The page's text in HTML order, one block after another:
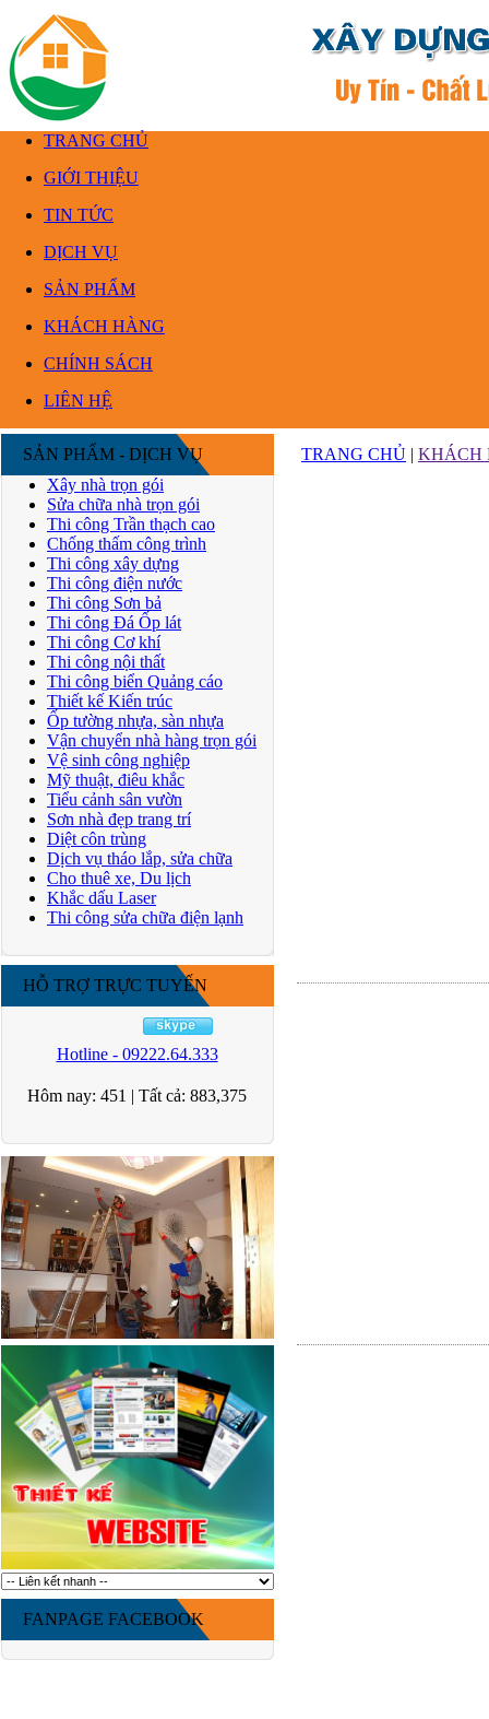
TRANG CHỦ
GIỚI THIỆU
TIN TỨC
DỊCH VỤ
SẢN PHẨM
KHÁCH HÀNG
CHÍNH SÁCH
LIÊN HỆ
SẢN PHẨM - DỊCH VỤ
Xây nhà trọn gói
Sửa chữa nhà trọn gói
Thi công Trần thạch cao
Chống thấm công trình
Thi công xây dựng
Thi công điện nước
Thi công Sơn bả
Thi công Đá Ốp lát
Thi công Cơ khí
Thi công nội thất
Thi công biển Quảng cáo
Thiết kế Kiến trúc
Ốp tường nhựa, sàn nhựa
Vận chuyển nhà hàng trọn gói
Vệ sinh công nghiệp
Mỹ thuật, điêu khắc
Tiểu cảnh sân vườn
Sơn nhà đẹp trang trí
Diệt côn trùng
Dịch vụ tháo lắp, sửa chữa
Cho thuê xe, Du lịch
Khắc dấu Laser
Thi công sửa chữa điện lạnh
HỖ TRỢ TRỰC TUYẾN
Hotline - 09222.64.333
Hôm nay: 451 | Tất cả: 883,375
FANPAGE FACEBOOK
TRANG CHỦ | KHÁCH